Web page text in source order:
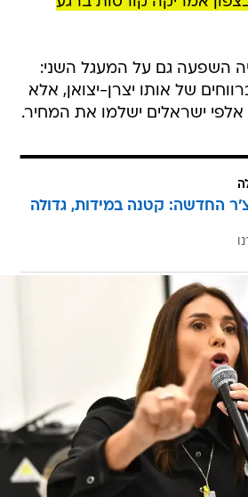
השפעה גם על המעגל השני:
של אותו יצרן-יצואן, אלא
אלפי ישראלים ישלמו את המחיר.
החדשה: קטנה במידות, גדולה